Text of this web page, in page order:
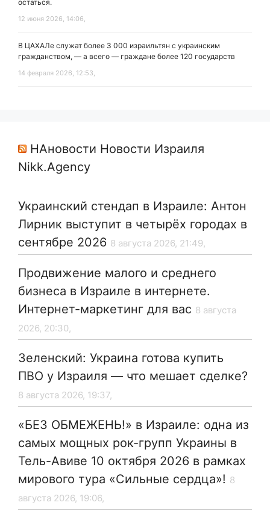
остаться.
12 июня 2026, 14:06,
В ЦАХАЛе служат более 3 000 израильтян с украинским
гражданством, — а всего — граждане более 120 государств
14 февраля 2026, 12:53,
НАновости Новости Израиля
Nikk.Agency
Украинский стендап в Израиле: Антон
Лирник выступит в четырёх городах в
сентябре 2026 8 августа 2026, 21:49,
Продвижение малого и среднего
бизнеса в Израиле в интернете.
Интернет-маркетинг для вас 8 августа
2026, 20:30,
Зеленский: Украина готова купить
ПВО у Израиля — что мешает сделке?
8 августа 2026, 19:37,
«БЕЗ ОБМЕЖЕНЬ!» в Израиле: одна из
самых мощных рок-групп Украины в
Тель-Авиве 10 октября 2026 в рамках
мирового тура «Сильные сердца»! 8
августа 2026, 19:06,